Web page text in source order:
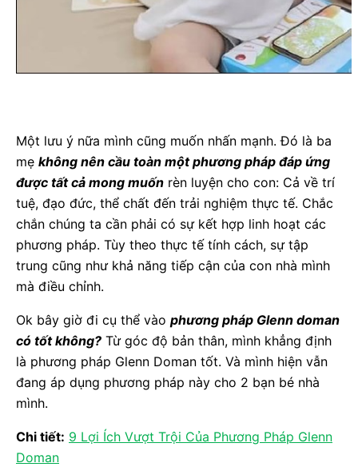
Một lưu ý nữa mình cũng muốn nhấn mạnh. Đó là ba
mẹ không nên cầu toàn một phương pháp đáp ứng
được tất cả mong muốn rèn luyện cho con: Cả về trí
tuệ, đạo đức, thể chất đến trải nghiệm thực tế. Chắc
chắn chúng ta cần phải có sự kết hợp linh hoạt các
phương pháp. Tùy theo thực tế tính cách, sự tập
trung cũng như khả năng tiếp cận của con nhà mình
mà điều chỉnh.
Ok bây giờ đi cụ thể vào phương pháp Glenn doman
có tốt không? Từ góc độ bản thân, mình khẳng định
là phương pháp Glenn Doman tốt. Và mình hiện vẫn
đang áp dụng phương pháp này cho 2 bạn bé nhà
mình.
Chi tiết: 9 Lợi Ích Vượt Trội Của Phương Pháp Glenn
Doman